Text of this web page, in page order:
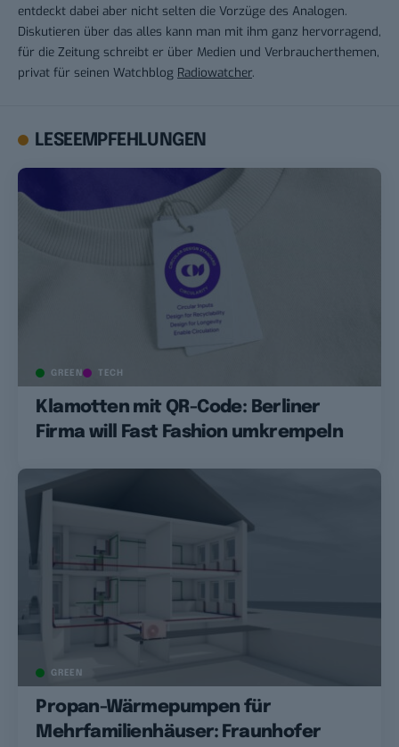
entdeckt dabei aber nicht selten die Vorzüge des Analogen.
Diskutieren über das alles kann man mit ihm ganz hervorragend,
für die Zeitung schreibt er über Medien und Verbraucherthemen,
privat für seinen Watchblog Radiowatcher.
LESEEMPFEHLUNGEN
GREEN TECH
Klamotten mit QR-Code: Berliner
Firma will Fast Fashion umkrempeln
GREEN
Propan-Wärmepumpen für
Mehrfamilienhäuser: Fraunhofer